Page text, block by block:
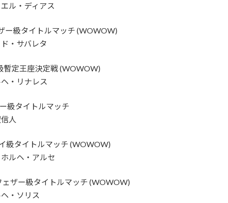
ル・ディアス
級タイトルマッチ (WOWOW)
・サバレタ
暫定王座決定戦 (WOWOW)
・リナレス
級タイトルマッチ
信人
級タイトルマッチ (WOWOW)
ルヘ・アルセ
ザー級タイトルマッチ (WOWOW)
・ソリス